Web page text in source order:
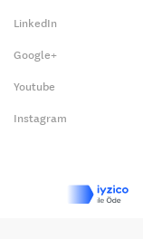
LinkedIn
Google+
Youtube
Instagram